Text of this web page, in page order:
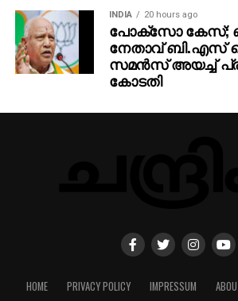
INDIA 20 hours ago
പോക്‌സോ കേസ്;
നേതാവ് ബി.എസ്
സമന്‍സ് അയച്ച്
കോടതി
HOME PRIVACY POLICY IMPRESSUM